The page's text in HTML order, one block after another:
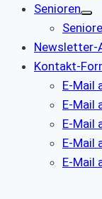
Senioren
Newsletter-
Kontakt-
E-Mail
E-Mail
E-Mail
E-Mail
E-Mail